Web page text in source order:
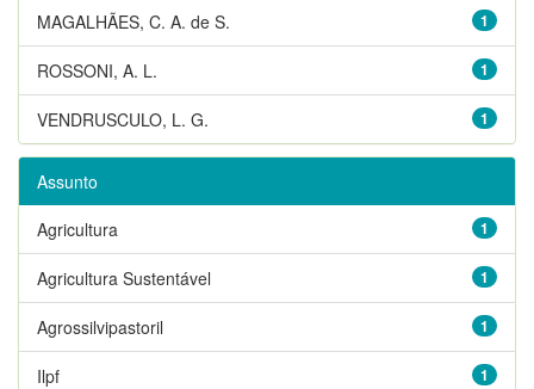
1
MAGALHÃES, C. A. de S.
1
ROSSONI, A. L.
1
VENDRUSCULO, L. G.
Assunto
1
Agricultura
1
Agricultura Sustentável
1
Agrossilvipastoril
1
Ilpf